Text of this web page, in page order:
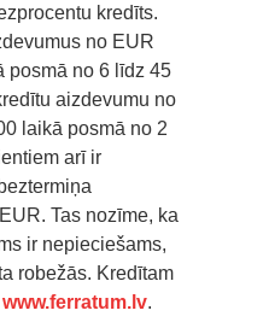
kredīts.
no EUR
posmā no 6 līdz 45
aizdevumu no
laikā posmā no 2
arī ir
Tas nozīme, ka
ir nepieciešams,
robežās. Kredītam
www.ferratum.lv.